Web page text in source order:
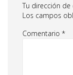
Tu dirección
Los campos
Comentario *